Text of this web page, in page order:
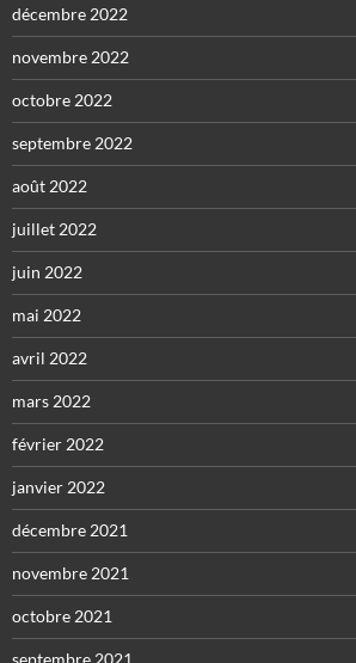
décembre 2022
novembre 2022
octobre 2022
septembre 2022
août 2022
juillet 2022
juin 2022
mai 2022
avril 2022
mars 2022
février 2022
janvier 2022
décembre 2021
novembre 2021
octobre 2021
septembre 2021